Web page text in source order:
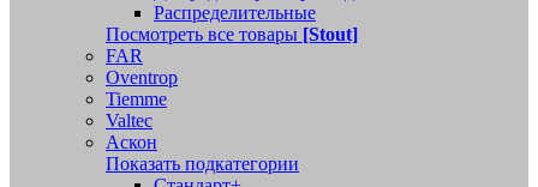
Распределительные
Посмотреть все товары [Stout]
FAR
Oventrop
Tiemme
Valtec
Аскон
Показать подкатегории